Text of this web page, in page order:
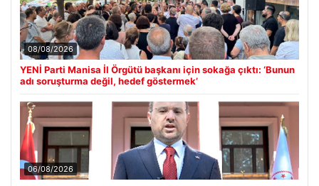
08/08/2026
YENİ Parti Manisa İl Örgütü başkanı için sokağa çıktı: ‘Bunun
adı soruşturma değil, hedef göstermek’
06/08/2026